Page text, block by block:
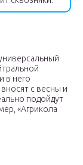
в него
с весны и
подойдут
«Агрикола